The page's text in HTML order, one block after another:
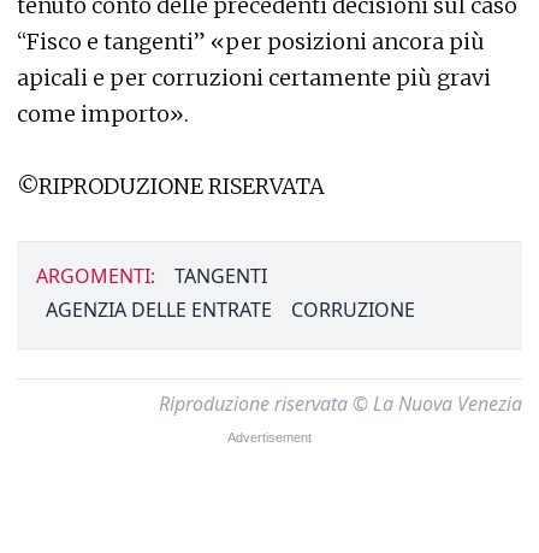
“Fisco e tangenti” «per posizioni ancora più
apicali e per corruzioni certamente più gravi
come importo».
©RIPRODUZIONE RISERVATA
ARGOMENTI:
TANGENTI
AGENZIA DELLE ENTRATE
CORRUZIONE
Riproduzione riservata © La Nuova Venezia